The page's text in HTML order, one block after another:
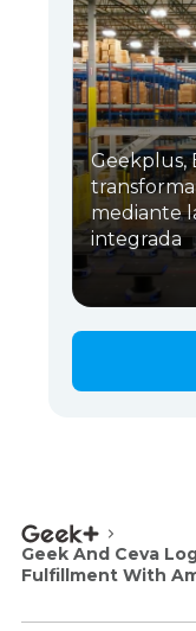
Geekplus,
mediante
integrada
Geek And Ceva
Fulfillment With